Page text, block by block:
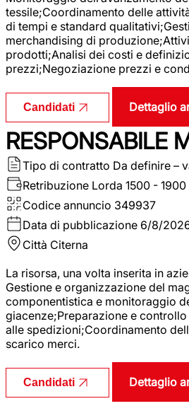
tessile;Coordinamento delle
di tempi e standard
merchandising di
prodotti;Analisi dei costi e
prezzi;Negoziazione prezzi e
Candidati Dettaglio
RESPONSABILE
Tipo di contratto Da definire –
Retribuzione Lorda 1500 -
Codice annuncio 349937
Data di pubblicazione 6/8/
Città Citerna
La risorsa, una volta inserita in
Gestione e organizzazione del
componentistica e monitoraggio
giacenze;Preparazione e
alle spedizioni;Coordinamento
scarico merci.
Candidati Dettaglio